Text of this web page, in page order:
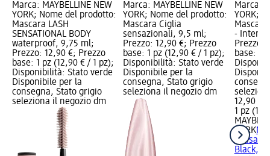
Marca: MAYBELLINE NEW
YORK; Nome del prodotto:
Mascara LASH
SENSATIONAL BODY
waterproof, 9,75 ml;
Prezzo: 12,90 €; Prezzo
base: 1 pz (12,90 € / 1 pz);
Disponibilità: Stato verde
Disponibile per la
consegna, Stato grigio
seleziona il negozio dm
Marca: MAYBELLINE NEW
YORK; Nome del prodotto:
Mascara Ciglia
sensazionali, 9,5 ml;
Prezzo: 12,90 €; Prezzo
base: 1 pz (12,90 € / 1 pz);
Disponibilità: Stato verde
Disponibile per la
consegna, Stato grigio
seleziona il negozio dm
Marca:
YORK;
-
Prezzo:
base: 1
12,90 €
1 pz
YORK
Black,